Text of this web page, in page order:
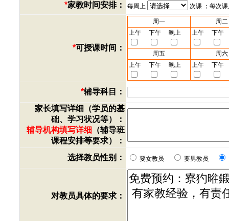
*家教时间安排： 每周上 次课 ；每次
*可授课时间：
周一
周二
上午
下午 晚上 上午 下午
周五
周六
上午
下午 晚上 上午 下午
*辅导科目：
家长填写详细（学员的基
础、学习状况等）：
辅导机构填写详细 （辅导班
课程安排等要求）：
选择教员性别：
要女教员 要男教员
对教员具体的要求：